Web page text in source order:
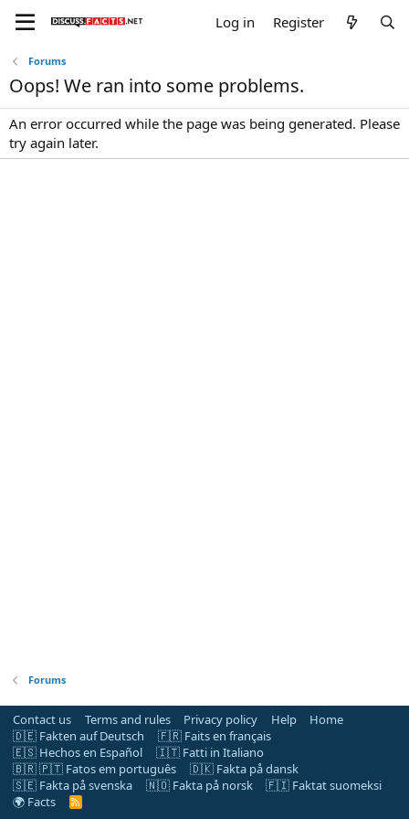
Log in Register
Forums
Oops! We ran into some problems.
An error occurred while the page was being generated. Please
try again later.
Forums
Contact us Terms and rules Privacy policy Help
Home
🇩🇪 Fakten auf Deutsch
🇫🇷 Faits en français
🇪🇸 Hechos en Español
🇮🇹 Fatti in Italiano
🇧🇷 🇵🇹 Fatos em português
🇩🇰 Fakta på dansk
🇸🇪 Fakta på svenska
🇳🇴 Fakta på norsk
🇫🇮 Faktat suomeksi
🌍 Facts
R